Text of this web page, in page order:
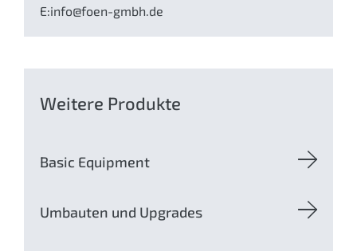
E:info@foen-gmbh.de
Weitere Produkte
Basic Equipment
Umbauten und Upgrades